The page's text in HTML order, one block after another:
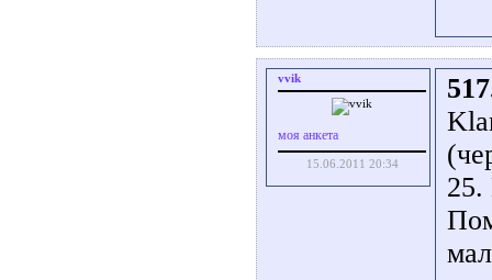
vvik
моя анкета
15.06.2011 20:34
25.